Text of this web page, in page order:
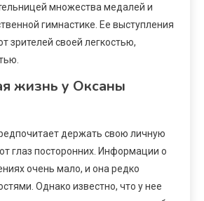
множества медалей и
гимнастике. Ее выступления
зрителей своей легкостью,
жизнь у Оксаны
держать свою личную
глаз посторонних. Информации о
очень мало, и она редко
Однако известно, что у нее